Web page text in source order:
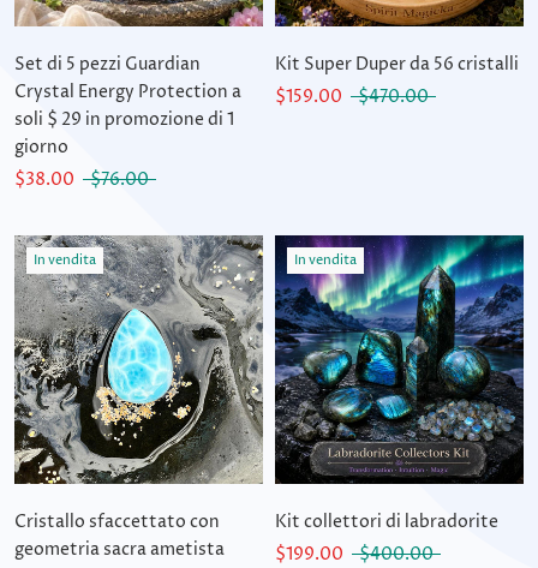
Set di 5 pezzi Guardian
Crystal Energy Protection a
soli $ 29 in promozione di 1
giorno
$38.00
$76.00
Kit Super Duper da 56 cristalli
$159.00
$470.00
In vendita
Cristallo sfaccettato con
geometria sacra ametista
In vendita
Kit collettori di labradorite
$199.00
$400.00